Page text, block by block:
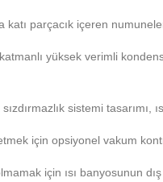
katı parçacık içeren
yüksek verimli
sistemi tasarımı,
için opsiyonel vakum
için ısı banyosunun